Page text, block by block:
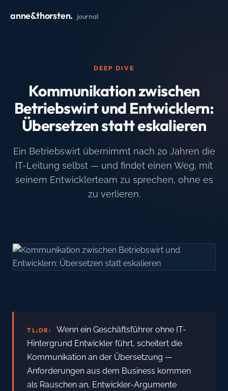
anne&thorsten. journal
DEEP DIVE
Kommunikation zwischen
Betriebswirt und Entwicklern:
Übersetzen statt eskalieren
Ein Betriebswirt übernimmt nach 20 Jahren die
IT-Leitung selbst — und findet einen Weg, mit
seinem Entwicklerteam zu sprechen, ohne es
zu verlieren.
TL;DR:
Wenn ein Geschäftsführer ohne IT-
Hintergrund Entwickler führt, scheitert die
Kommunikation an der Übersetzung —
Anforderungen aus dem Business kommen
als Rauschen an, Entwickler-Argumente